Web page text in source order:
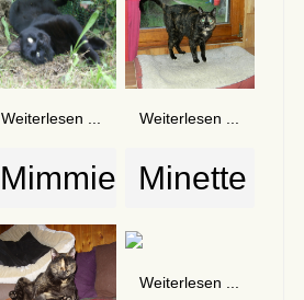
Weiterlesen ... Weiterlesen ...
Mimmie Minette
Weiterlesen ...